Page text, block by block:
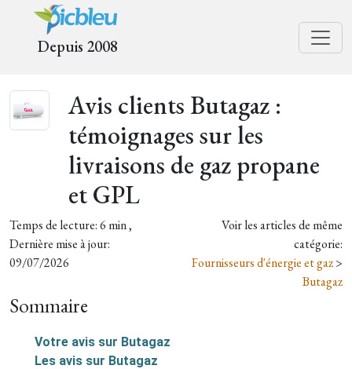
Depuis 2008
Avis clients Butagaz :
témoignages sur les
livraisons de gaz propane
et GPL
Temps de lecture: 6 min ,
Dernière mise à jour:
09/07/2026
Voir les articles de même
catégorie:
Fournisseurs d'énergie et gaz>
Butagaz
Sommaire
Votre avis sur Butagaz
Les avis sur Butagaz